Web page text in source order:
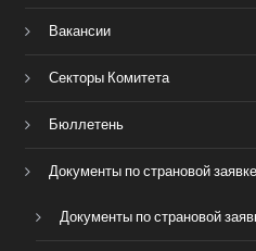
Вакансии
Секторы Комитета
Бюллетень
Документы по страновой заявке
Документы по страновой